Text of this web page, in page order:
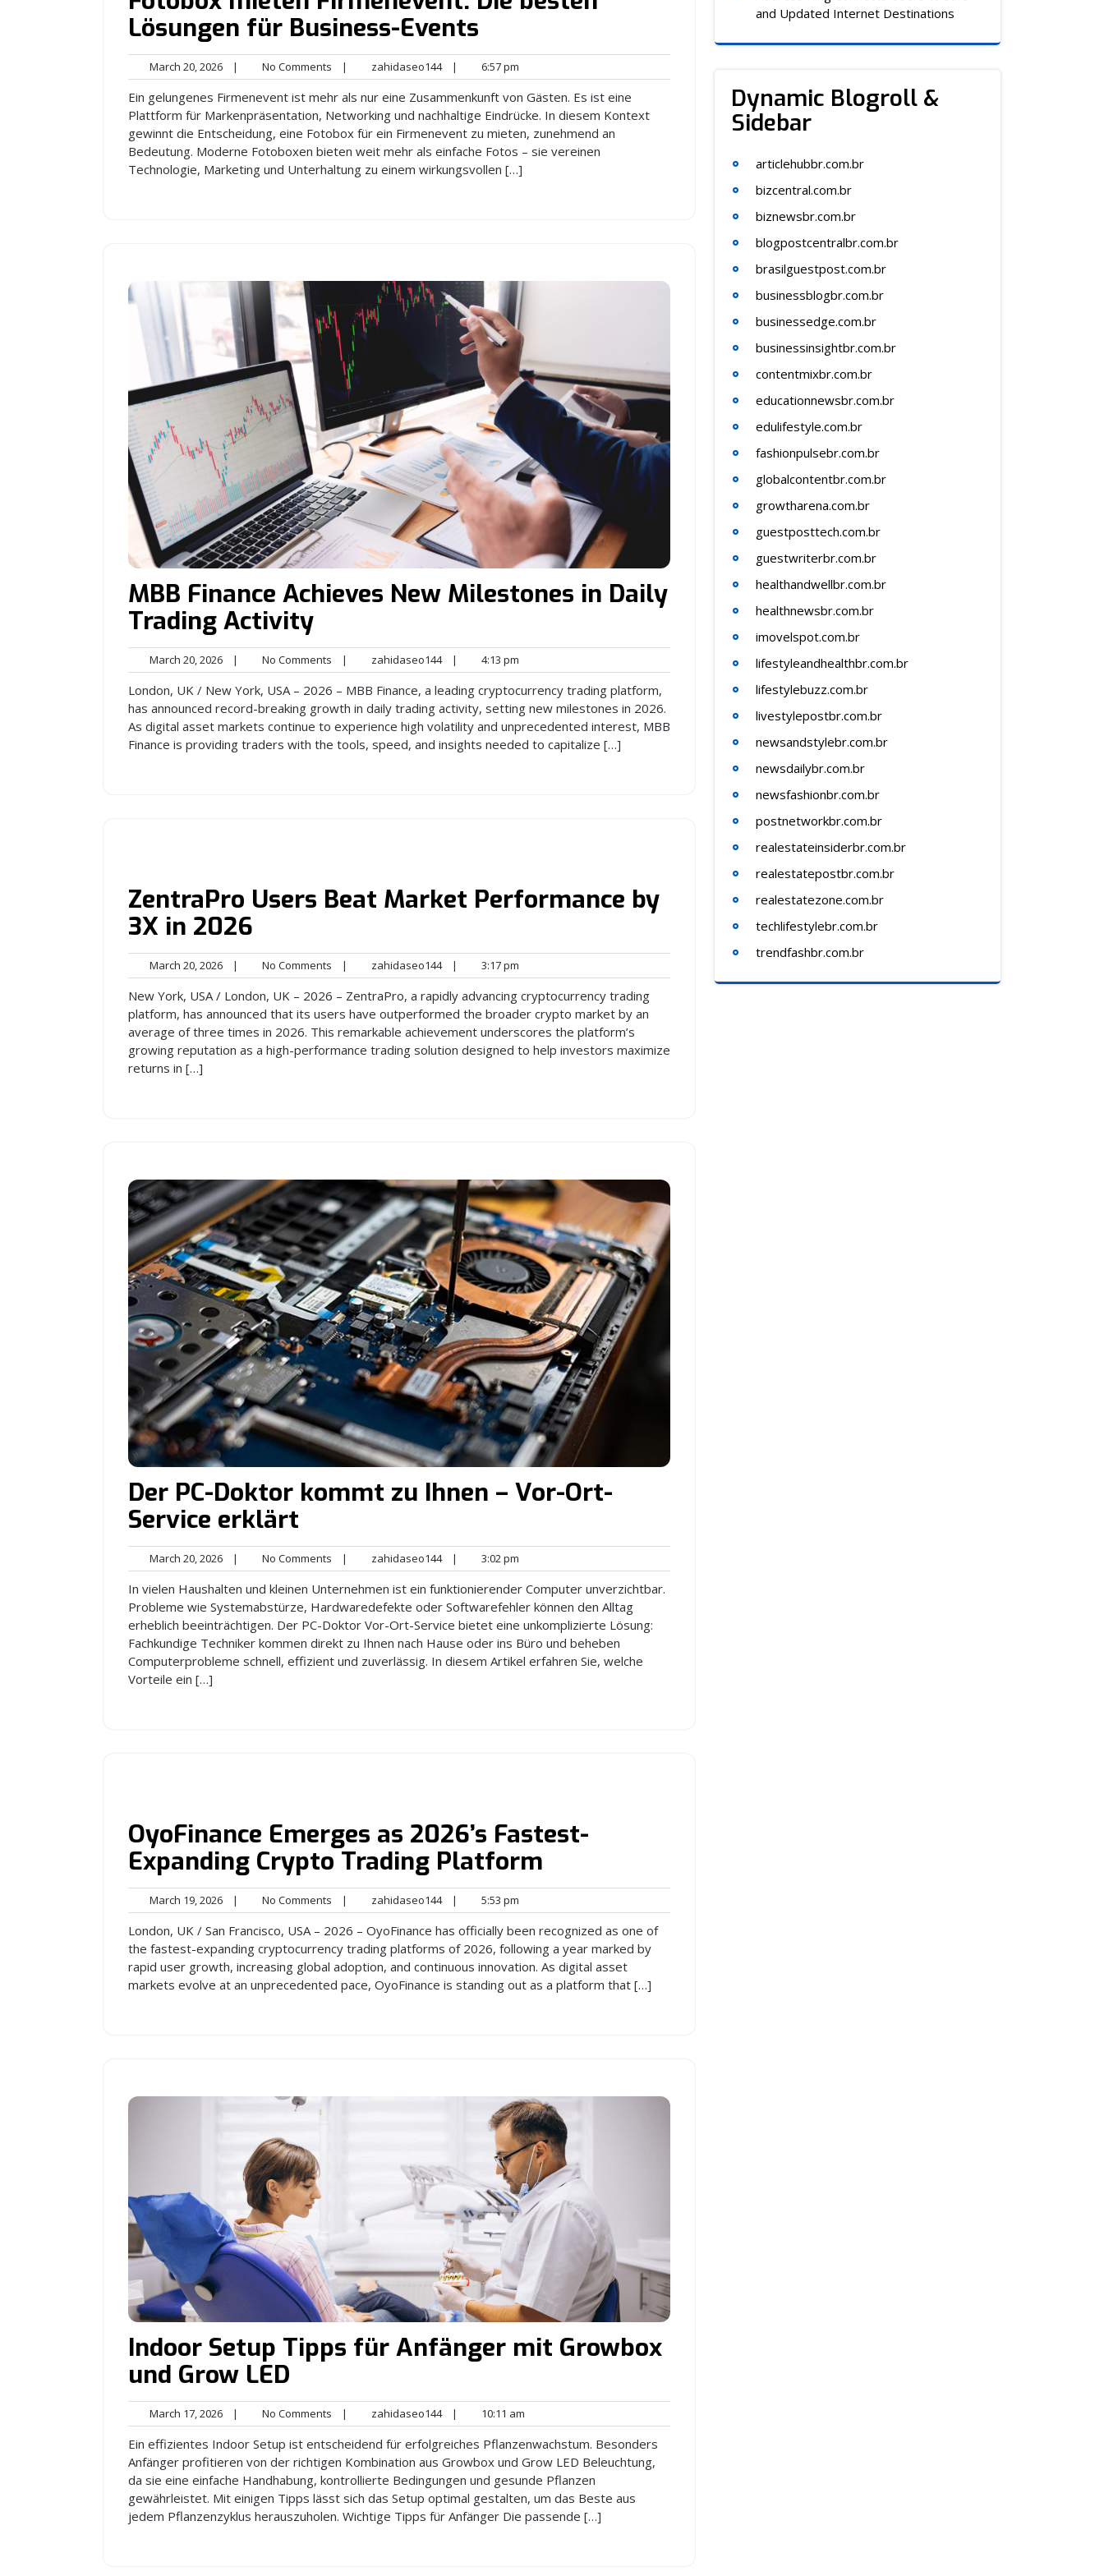
Lösungen für Business-Events
March 20, 2026March
20,
2026
| No Comments No
Comments
| zahidaseo144zahidaseo144
| 6:57 pm
pm
Ein gelungenes Firmenevent ist mehr als nur eine Zusammenkunft von Gästen. Es ist eine
Plattform für Markenpräsentation, Networking und nachhaltige Eindrücke. In diesem Kontext
gewinnt die Entscheidung, eine Fotobox für ein Firmenevent zu mieten, zunehmend an
Bedeutung. Moderne Fotoboxen bieten weit mehr als einfache Fotos – sie vereinen
Technologie, Marketing und Unterhaltung zu einem wirkungsvollen […]
MBB Finance Achieves New Milestones in Daily
Trading Activity
March 20, 2026March
20,
2026
| No Comments No
Comments
| zahidaseo144zahidaseo144
| 4:13 pm
pm
London, UK / New York, USA – 2026 – MBB Finance, a leading cryptocurrency trading platform,
has announced record-breaking growth in daily trading activity, setting new milestones in 2026.
As digital asset markets continue to experience high volatility and unprecedented interest, MBB
Finance is providing traders with the tools, speed, and insights needed to capitalize […]
ZentraPro Users Beat Market Performance by
3X in 2026
March 20, 2026March
20,
2026
| No Comments No
Comments
| zahidaseo144zahidaseo144
| 3:17 pm
pm
New York, USA / London, UK – 2026 – ZentraPro, a rapidly advancing cryptocurrency trading
platform, has announced that its users have outperformed the broader crypto market by an
average of three times in 2026. This remarkable achievement underscores the platform’s
growing reputation as a high-performance trading solution designed to help investors maximize
returns in […]
Der PC-Doktor kommt zu Ihnen – Vor-Ort-
Service erklärt
March 20, 2026March
20,
2026
| No Comments No
Comments
| zahidaseo144zahidaseo144
| 3:02 pm
pm
In vielen Haushalten und kleinen Unternehmen ist ein funktionierender Computer unverzichtbar.
Probleme wie Systemabstürze, Hardwaredefekte oder Softwarefehler können den Alltag
erheblich beeinträchtigen. Der PC-Doktor Vor-Ort-Service bietet eine unkomplizierte Lösung:
Fachkundige Techniker kommen direkt zu Ihnen nach Hause oder ins Büro und beheben
Computerprobleme schnell, effizient und zuverlässig. In diesem Artikel erfahren Sie, welche
Vorteile ein […]
OyoFinance Emerges as 2026’s Fastest-
Expanding Crypto Trading Platform
March 19, 2026March
19,
2026
| No Comments No
Comments
| zahidaseo144zahidaseo144
| 5:53 pm
pm
London, UK / San Francisco, USA – 2026 – OyoFinance has officially been recognized as one of
the fastest-expanding cryptocurrency trading platforms of 2026, following a year marked by
rapid user growth, increasing global adoption, and continuous innovation. As digital asset
markets evolve at an unprecedented pace, OyoFinance is standing out as a platform that […]
Indoor Setup Tipps für Anfänger mit Growbox
und Grow LED
March 17, 2026March
17,
2026
| No Comments No
Comments
| zahidaseo144zahidaseo144
| 10:11 am
am
Ein effizientes Indoor Setup ist entscheidend für erfolgreiches Pflanzenwachstum. Besonders
Anfänger profitieren von der richtigen Kombination aus Growbox und Grow LED Beleuchtung,
da sie eine einfache Handhabung, kontrollierte Bedingungen und gesunde Pflanzen
gewährleistet. Mit einigen Tipps lässt sich das Setup optimal gestalten, um das Beste aus
jedem Pflanzenzyklus herauszuholen. Wichtige Tipps für Anfänger Die passende […]
and Updated Internet Destinations
Dynamic Blogroll &
Sidebar
articlehubbr.com.br
bizcentral.com.br
biznewsbr.com.br
blogpostcentralbr.com.br
brasilguestpost.com.br
businessblogbr.com.br
businessedge.com.br
businessinsightbr.com.br
contentmixbr.com.br
educationnewsbr.com.br
edulifestyle.com.br
fashionpulsebr.com.br
globalcontentbr.com.br
growtharena.com.br
guestposttech.com.br
guestwriterbr.com.br
healthandwellbr.com.br
healthnewsbr.com.br
imovelspot.com.br
lifestyleandhealthbr.com.br
lifestylebuzz.com.br
livestylepostbr.com.br
newsandstylebr.com.br
newsdailybr.com.br
newsfashionbr.com.br
postnetworkbr.com.br
realestateinsiderbr.com.br
realestatepostbr.com.br
realestatezone.com.br
techlifestylebr.com.br
trendfashbr.com.br